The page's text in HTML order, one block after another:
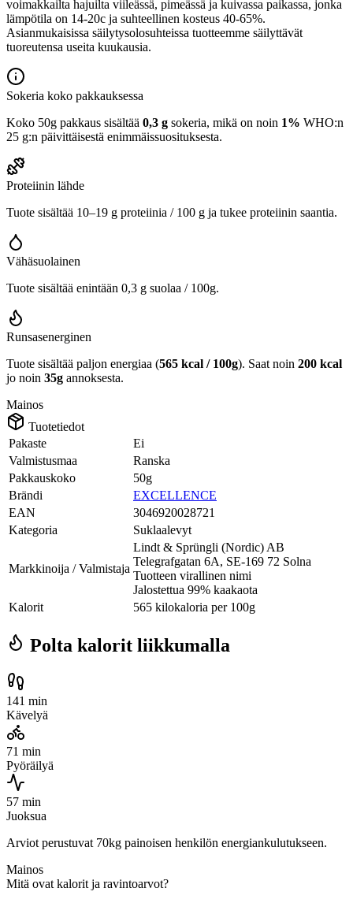
voimakkailta hajuilta viileässä, pimeässä ja kuivassa paikassa, jonka
lämpötila on 14-20c ja suhteellinen kosteus 40-65%.
Asianmukaisissa säilytysolosuhteissa tuotteemme säilyttävät
tuoreutensa useita kuukausia.
Sokeria koko pakkauksessa
Koko 50g pakkaus sisältää 0,3 g sokeria, mikä on noin 1% WHO:n
25 g:n päivittäisestä enimmäissuosituksesta.
Proteiinin lähde
Tuote sisältää 10–19 g proteiinia / 100 g ja tukee proteiinin saantia.
Vähäsuolainen
Tuote sisältää enintään 0,3 g suolaa / 100g.
Runsasenerginen
Tuote sisältää paljon energiaa (565 kcal / 100g). Saat noin 200 kcal
jo noin 35g annoksesta.
Mainos
Tuotetiedot
Pakaste
Ei
Valmistusmaa
Ranska
Pakkauskoko
50g
Brändi
EXCELLENCE
EAN
3046920028721
Kategoria
Suklaalevyt
Markkinoija / Valmistaja
Lindt & Sprüngli (Nordic) AB
Telegrafgatan 6A, SE-169 72 Solna
Tuotteen virallinen nimi
Jalostettua 99% kaakaota
Kalorit
565 kilokaloria per 100g
Polta kalorit liikkumalla
141 min
Kävelyä
71 min
Pyöräilyä
57 min
Juoksua
Arviot perustuvat 70kg painoisen henkilön energiankulutukseen.
Mainos
Mitä ovat kalorit ja ravintoarvot?